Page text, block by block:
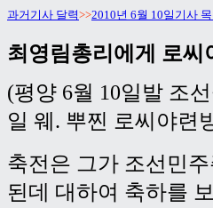
과거기사 달력>>2010년 6월 10일기사
최영림총리에게 로씨
(평양 6월 10일발 조
일 웨. 뿌찐 로씨야련
축전은 그가 조선민
된데 대하여 축하를